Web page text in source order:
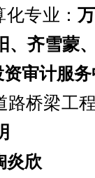
化专业：
、齐雪蒙
资审计服
路桥梁工
炎欣